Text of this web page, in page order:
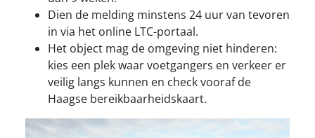
Dien de melding minstens 24 uur van tevoren
in via het online LTC-portaal.
Het object mag de omgeving niet hinderen:
kies een plek waar voetgangers en verkeer er
veilig langs kunnen en check vooraf de
Haagse bereikbaarheidskaart.